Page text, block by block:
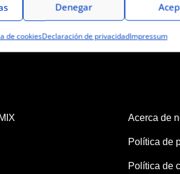
Denegar
de cookiesDeclaración de privacidadImpressum
Acerca de
Política de
Política de